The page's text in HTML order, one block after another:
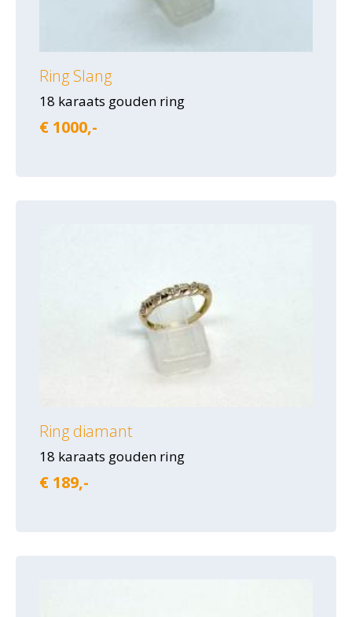
Ring Slang
18 karaats gouden ring
€ 1000,-
Ring diamant
18 karaats gouden ring
€ 189,-